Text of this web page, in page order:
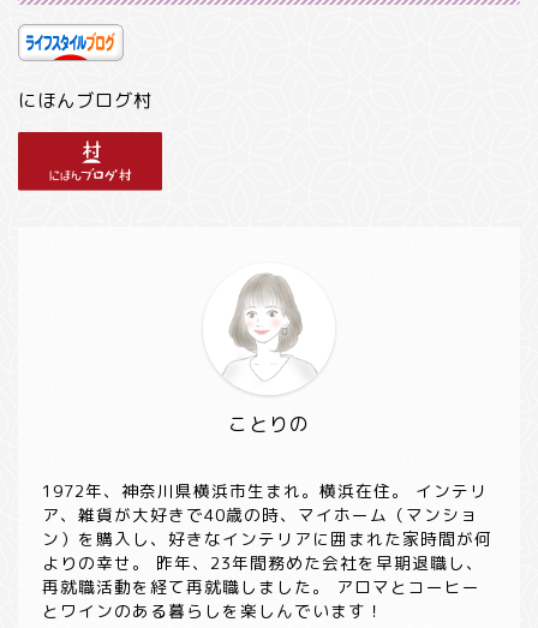
にほんブログ村
ことりの
1972年、神奈川県横浜市生まれ。横浜在住。 インテリ
ア、雑貨が大好きで40歳の時、マイホーム（マンショ
ン）を購入し、好きなインテリアに囲まれた家時間が何
よりの幸せ。 昨年、23年間務めた会社を早期退職し、
再就職活動を経て再就職しました。 アロマとコーヒー
とワインのある暮らしを楽しんでいます！